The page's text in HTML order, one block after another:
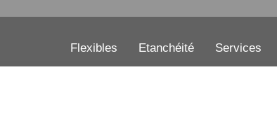
Flexibles Etanchéité Services